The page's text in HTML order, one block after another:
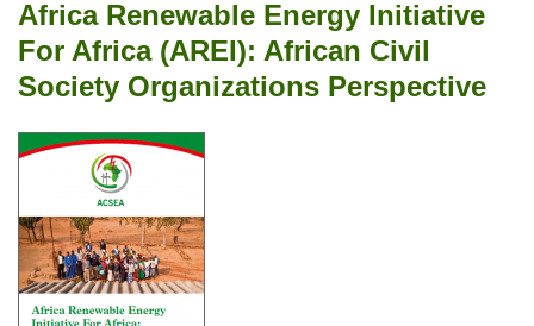
Africa Renewable Energy Initiative
For Africa (AREI): African Civil
Society Organizations Perspective